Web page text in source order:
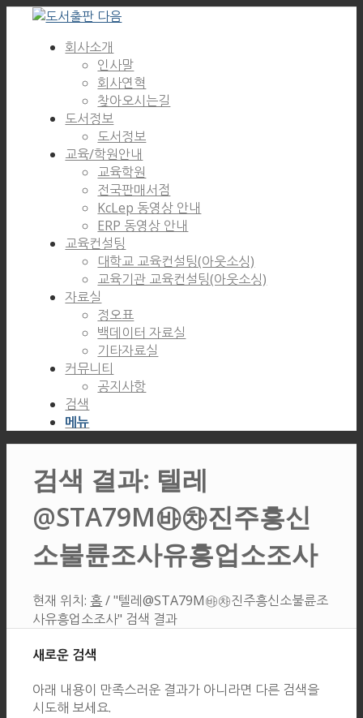
회사소개
인사말
회사연혁
찾아오시는길
도서정보
도서정보
교육/학원안내
교육학원
전국판매서점
KcLep 동영상 안내
ERP 동영상 안내
교육컨설팅
대학교 교육컨설팅(아웃소싱)
교육기관 교육컨설팅(아웃소싱)
자료실
정오표
백데이터 자료실
기타자료실
커뮤니티
공지사항
검색
메뉴
검색 결과: 텔레
@STA79M㉳㉷진주흥신
소불륜조사유흥업소조사
현재 위치: 홈 / "텔레@STA79M㉳㉷진주흥신소불륜조
사유흥업소조사" 검색 결과
새로운 검색
아래 내용이 만족스러운 결과가 아니라면 다른 검색을
시도해 보세요.